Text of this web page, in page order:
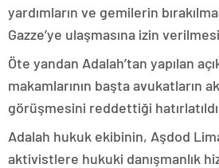
yardımların ve gemilerin
Gazze’ye ulaşmasına izin verilmesi”
Öte yandan Adalah’tan yapılan
makamlarının başta avukatların
görüşmesini reddettiği hatırlatıldı.
Adalah hukuk ekibinin, Aşdod
aktivistlere hukuki danışmanlık